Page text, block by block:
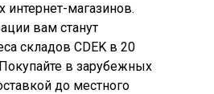
интернет-магазинов.
вам станут
складов CDEK в 20
в зарубежных
до местного